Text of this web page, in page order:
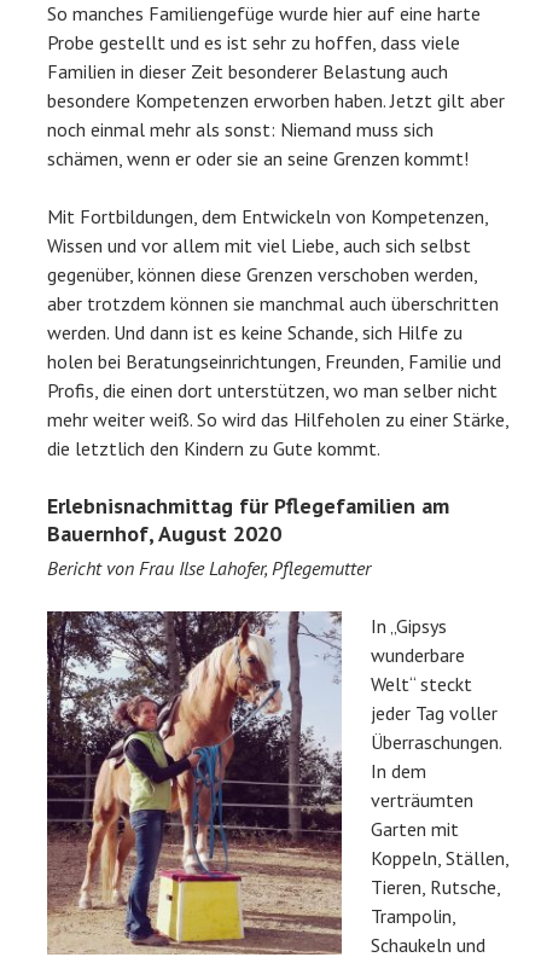
So manches Familiengefüge wurde hier auf eine harte
Probe gestellt und es ist sehr zu hoffen, dass viele
Familien in dieser Zeit besonderer Belastung auch
besondere Kompetenzen erworben haben. Jetzt gilt aber
noch einmal mehr als sonst: Niemand muss sich
schämen, wenn er oder sie an seine Grenzen kommt!
Mit Fortbildungen, dem Entwickeln von Kompetenzen,
Wissen und vor allem mit viel Liebe, auch sich selbst
gegenüber, können diese Grenzen verschoben werden,
aber trotzdem können sie manchmal auch überschritten
werden. Und dann ist es keine Schande, sich Hilfe zu
holen bei Beratungseinrichtungen, Freunden, Familie und
Profis, die einen dort unterstützen, wo man selber nicht
mehr weiter weiß. So wird das Hilfeholen zu einer Stärke,
die letztlich den Kindern zu Gute kommt.
Erlebnisnachmittag für Pflegefamilien am
Bauernhof, August 2020
Bericht von Frau Ilse Lahofer, Pflegemutter
In „Gipsys
wunderbare
Welt“ steckt
jeder Tag voller
Überraschungen.
In dem
verträumten
Garten mit
Koppeln, Ställen,
Tieren, Rutsche,
Trampolin,
Schaukeln und